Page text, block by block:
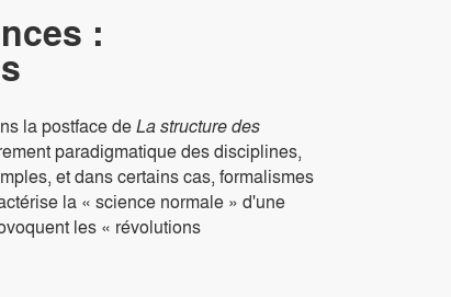
:
la postface deLa structure des
paradigmatique des disciplines,
et dans certains cas, formalismes
la « science normale » d'une
les « révolutions